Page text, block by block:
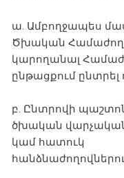
ա. Ամբողջապես
Ծխական
կարողանալ
ընթացքում ընտրել
բ. Ընտրովի
ծխական
կամ հատուկ